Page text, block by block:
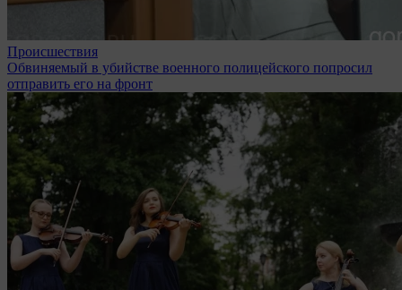
Происшествия
Обвиняемый в убийстве военного полицейского попросил
отправить его на фронт